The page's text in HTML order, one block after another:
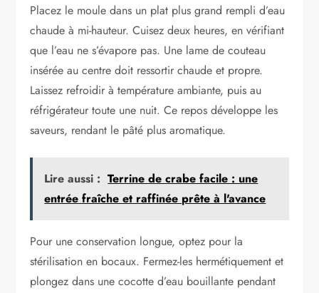
Placez le moule dans un plat plus grand rempli d’eau
chaude à mi-hauteur. Cuisez deux heures, en vérifiant
que l’eau ne s’évapore pas. Une lame de couteau
insérée au centre doit ressortir chaude et propre.
Laissez refroidir à température ambiante, puis au
réfrigérateur toute une nuit. Ce repos développe les
saveurs, rendant le pâté plus aromatique.
Lire aussi : Terrine de crabe facile : une
entrée fraîche et raffinée prête à l'avance
Pour une conservation longue, optez pour la
stérilisation en bocaux. Fermez-les hermétiquement et
plongez dans une cocotte d’eau bouillante pendant